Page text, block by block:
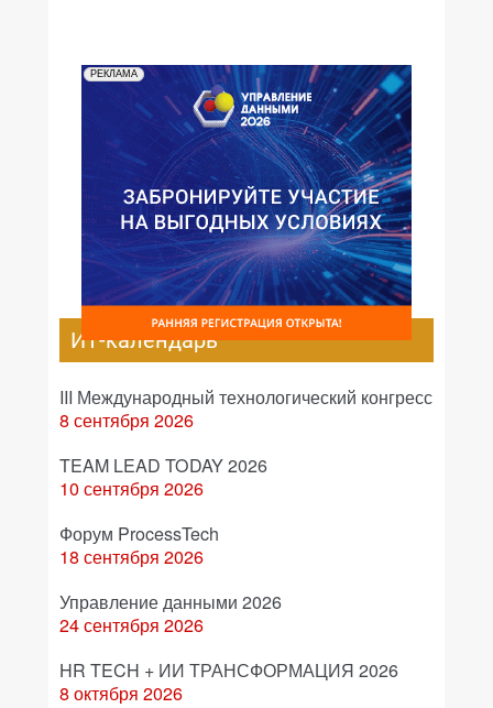
РЕКЛАМА
ИТ-календарь
III Международный технологический конгресс
8 сентября 2026
TEAM LEAD TODAY 2026
10 сентября 2026
Форум ProcessTech
18 сентября 2026
Управление данными 2026
24 сентября 2026
HR TECH + ИИ ТРАНСФОРМАЦИЯ 2026
8 октября 2026